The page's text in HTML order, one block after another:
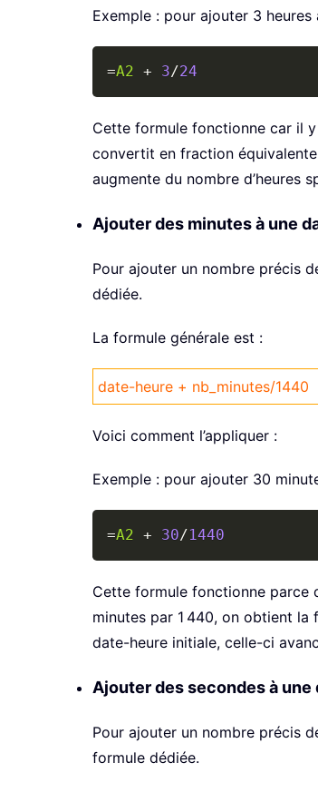
Exemple : pour ajouter 3
=A2 + 3/24
Cette formule fonctionne car il
convertit en fraction
augmente du nombre d’heures
Ajouter des minutes à une
Pour ajouter un nombre précis
dédiée.
La formule générale est :
date-heure + nb_minutes/1440
Voici comment l’appliquer :
Exemple : pour ajouter 30
=A2 + 30/1440
Cette formule fonctionne parce
minutes par 1 440, on obtient
date-heure initiale, celle-ci
Ajouter des secondes à une
Pour ajouter un nombre précis
formule dédiée.